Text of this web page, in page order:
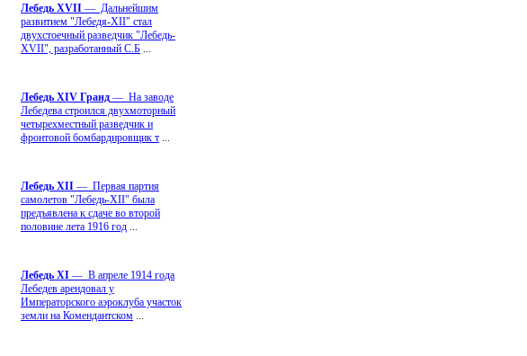
Лебедь ХVII — Дальнейшим
развитием "Лебедя-ХII" стал
двухстоечный разведчик "Лебедь-
XVII", разработанный С.Б
Лебедь ХIV Гранд — На заводе
Лебедева строился двухмоторный
четырехместный разведчик и
фронтовой бомбардировщик т
Лебедь ХII — Первая партия
самолетов "Лебедь-ХII" была
предъявлена к сдаче во второй
половине лета 1916 год
Лебедь ХI — В апреле 1914 года
Лебедев арендовал у
Императорского аэроклуба участок
земли на Комендантском